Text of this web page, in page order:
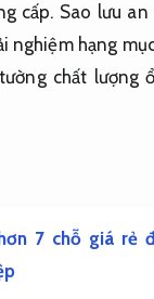
cấp. Sao lưu an
nghiệm hạng
chất lượng
7 chỗ giá rẻ